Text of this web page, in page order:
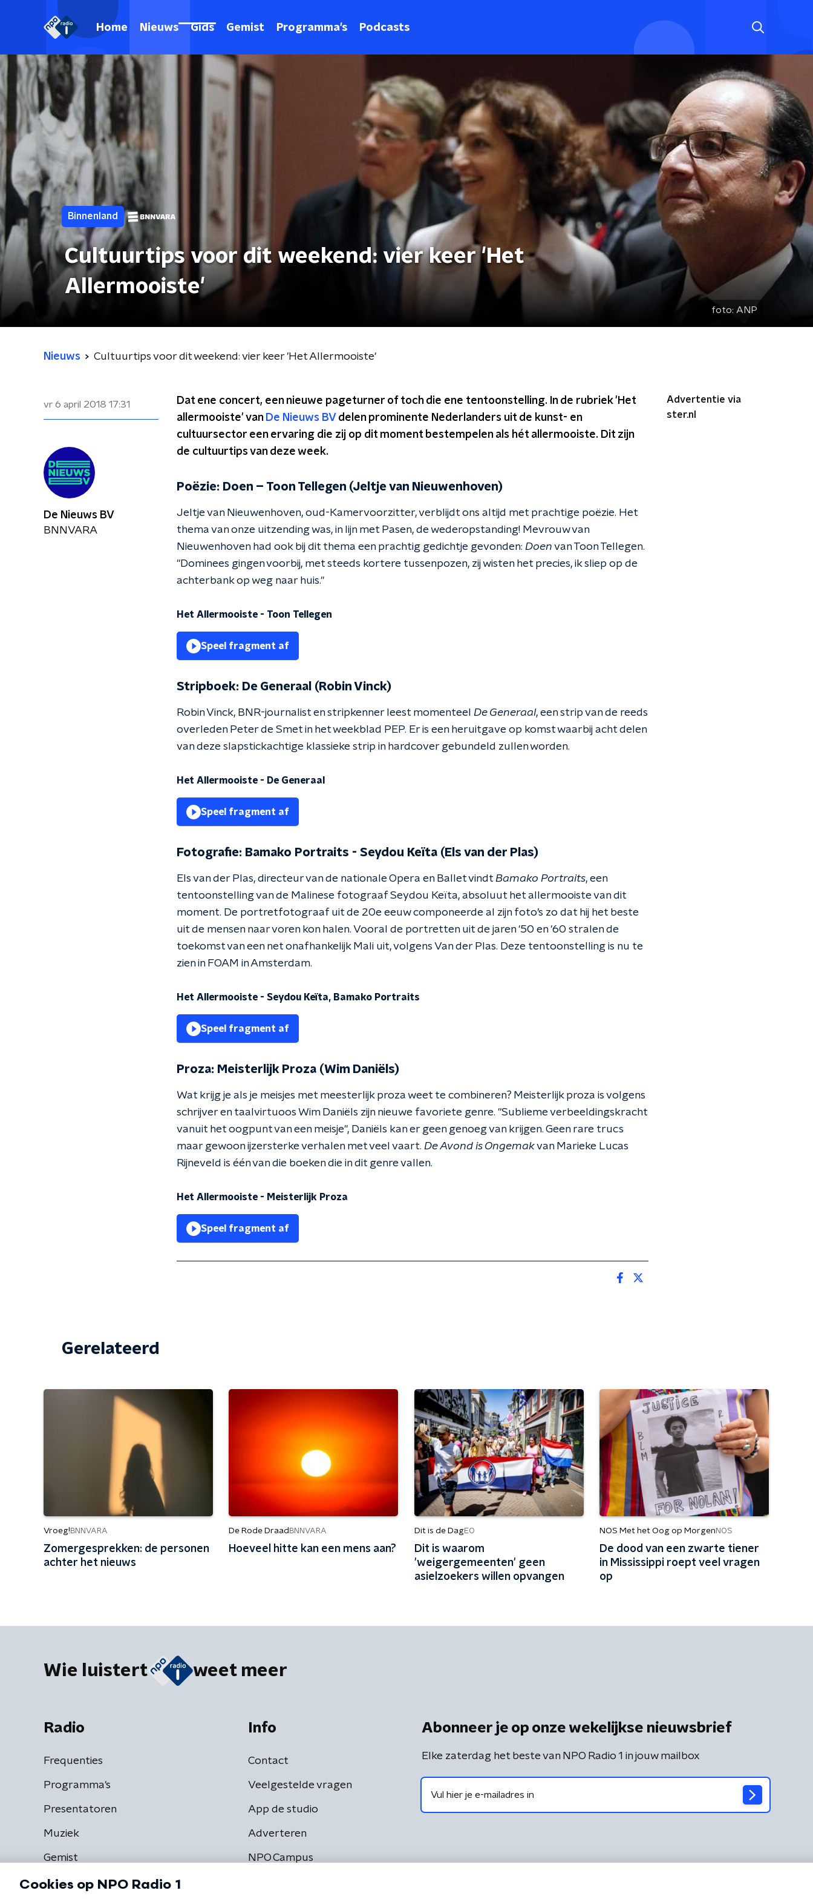
Home Nieuws Gids Gemist Programma's Podcasts
Binnenland
Cultuurtips voor dit weekend: vier keer 'Het
Allermooiste'
foto: ANP
Nieuws Cultuurtips voor dit weekend: vier keer 'Het Allermooiste'
vr 6 april 2018 17:31
Dat ene concert, een nieuwe pageturner of toch die ene tentoonstelling. In de rubriek 'Het
allermooiste' van De Nieuws BV delen prominente Nederlanders uit de kunst- en
cultuursector een ervaring die zij op dit moment bestempelen als hét allermooiste. Dit zijn
de cultuurtips van deze week.
Poëzie: Doen – Toon Tellegen (Jeltje van Nieuwenhoven)
Jeltje van Nieuwenhoven, oud-Kamervoorzitter, verblijdt ons altijd met prachtige poëzie. Het
thema van onze uitzending was, in lijn met Pasen, de wederopstanding! Mevrouw van
Nieuwenhoven had ook bij dit thema een prachtig gedichtje gevonden: Doen van Toon Tellegen.
"Dominees gingen voorbij, met steeds kortere tussenpozen, zij wisten het precies, ik sliep op de
achterbank op weg naar huis."
Het Allermooiste - Toon Tellegen
Speel fragment af
Stripboek: De Generaal (Robin Vinck)
Robin Vinck, BNR-journalist en stripkenner leest momenteel De Generaal, een strip van de reeds
overleden Peter de Smet in het weekblad PEP. Er is een heruitgave op komst waarbij acht delen
van deze slapstickachtige klassieke strip in hardcover gebundeld zullen worden.
Het Allermooiste - De Generaal
Speel fragment af
Fotografie: Bamako Portraits - Seydou Keïta (Els van der Plas)
Els van der Plas, directeur van de nationale Opera en Ballet vindt Bamako Portraits, een
tentoonstelling van de Malinese fotograaf Seydou Keïta, absoluut het allermooiste van dit
moment. De portretfotograaf uit de 20e eeuw componeerde al zijn foto’s zo dat hij het beste
uit de mensen naar voren kon halen. Vooral de portretten uit de jaren '50 en '60 stralen de
toekomst van een net onafhankelijk Mali uit, volgens Van der Plas. Deze tentoonstelling is nu te
zien in FOAM in Amsterdam.
Het Allermooiste - Seydou Keïta, Bamako Portraits
Speel fragment af
Proza: Meisterlijk Proza (Wim Daniëls)
Wat krijg je als je meisjes met meesterlijk proza weet te combineren? Meisterlijk proza is volgens
schrijver en taalvirtuoos Wim Daniëls zijn nieuwe favoriete genre. "Sublieme verbeeldingskracht
vanuit het oogpunt van een meisje", Daniëls kan er geen genoeg van krijgen. Geen rare trucs
maar gewoon ijzersterke verhalen met veel vaart. De Avond is Ongemakvan Marieke Lucas
Rijneveld is één van die boeken die in dit genre vallen.
Het Allermooiste - Meisterlijk Proza
Speel fragment af
Advertentie via
ster.nl
De Nieuws BV
BNNVARA
Gerelateerd
Vroeg! BNNVARA
Zomergesprekken: de personen
achter het nieuws
De Rode Draad BNNVARA
Hoeveel hitte kan een mens aan?
Dit is de DagEO
Dit is waarom
'weigergemeenten' geen
asielzoekers willen opvangen
NOS Met het Oog op Morgen NOS
De dood van een zwarte tiener
in Mississippi roept veel vragen
op
Wie luistert weet meer
Radio
Frequenties
Programma's
Presentatoren
Muziek
Gemist
Info
Contact
Veelgestelde vragen
App de studio
Adverteren
NPO Campus
Abonneer je op onze wekelijkse nieuwsbrief
Elke zaterdag het beste van NPO Radio 1 in jouw mailbox